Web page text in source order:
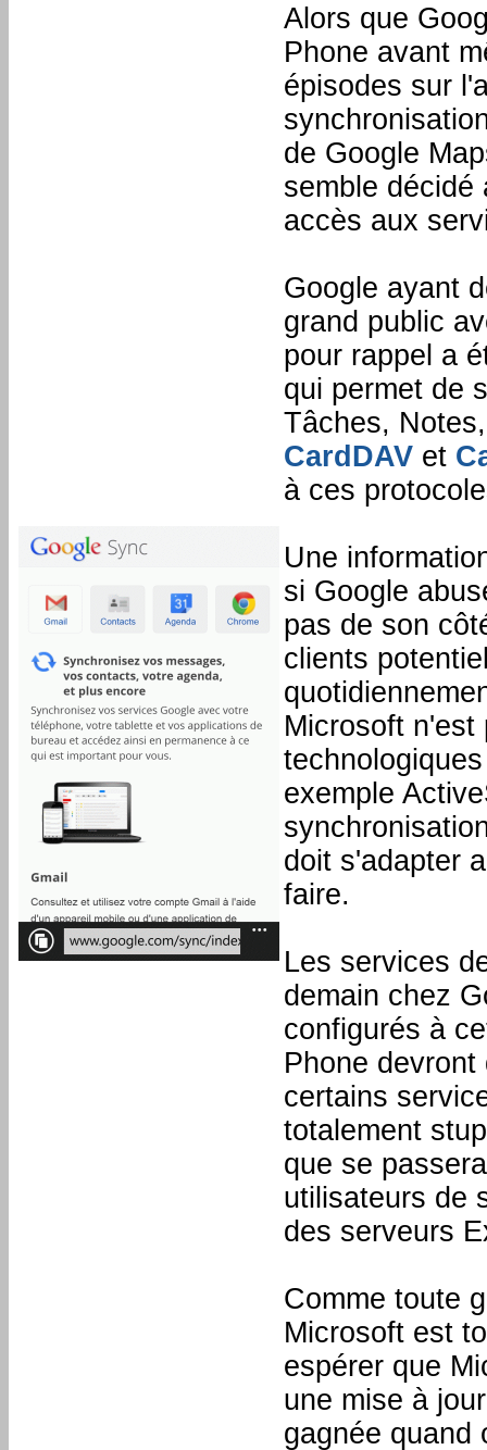
Alors que
Phone avant
épisodes sur
de Google
semble décidé
accès aux
Google ayant
grand public
pour rappel a
qui permet de
Tâches,
CardDAV et
à ces
Une
si Google
pas de son
clients
Microsoft n'est
exemple
doit s'adapter
faire.
Les services
demain chez
configurés à
Phone
certains
totalement
que se
utilisateurs de
des serveurs
Comme toute
Microsoft est
espérer que
une mise à
gagnée quand